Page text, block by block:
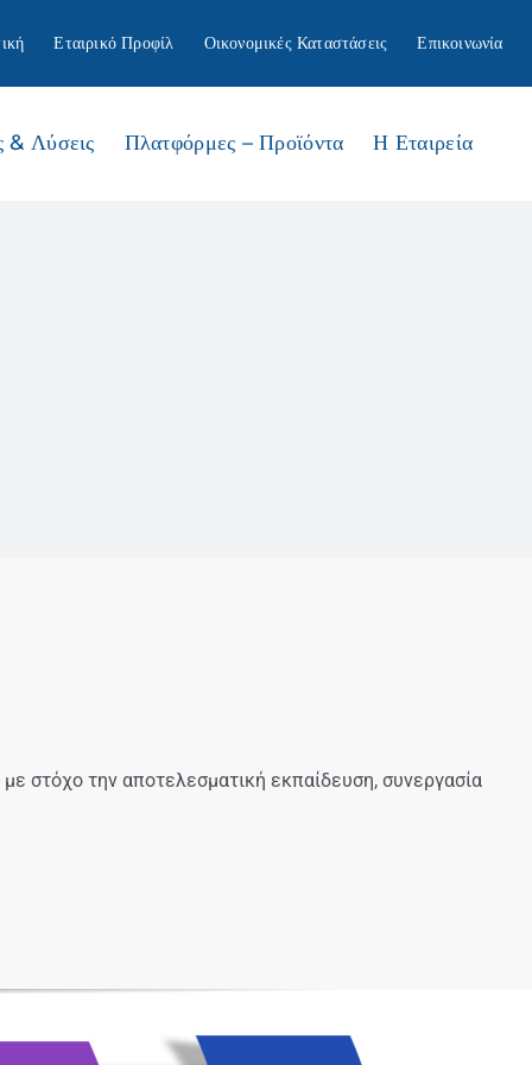
Εταιρικό Προφίλ Οικονομικές Καταστάσεις Επικοινωνία
& Λύσεις Πλατφόρμες – Προϊόντα Η Εταιρεία
στόχο την αποτελεσματική εκπαίδευση, συνεργασία